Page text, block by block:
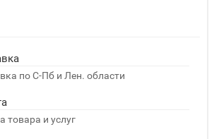
по С-Пб и Лен. области
товара и услуг